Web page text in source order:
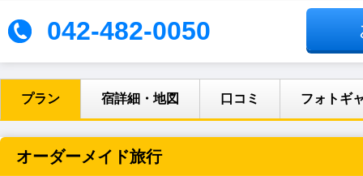
042-482-0050
プラン 宿詳細・地図 口コミ フォトギ
オーダーメイド旅行